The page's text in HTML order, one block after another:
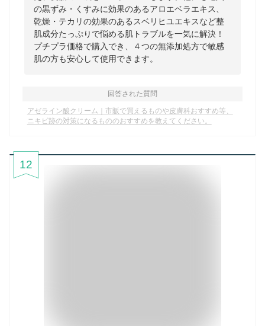
の黒ずみ・くすみに効果のあるアロエベラエキス、
乾燥・テカリの効果のあるスベリヒユエキスなど整
肌成分たっぷりで悩める肌トラブルを一気に解決！
プチプラ価格で購入でき、４つの無添加処方で敏感
肌の方も安心して使用できます。
回答された質問
アゼライン酸クリーム｜市販で買えるものや皮膚科おすすめ等、
ニキビ跡の対策になるもののおすすめを教えてください。
12